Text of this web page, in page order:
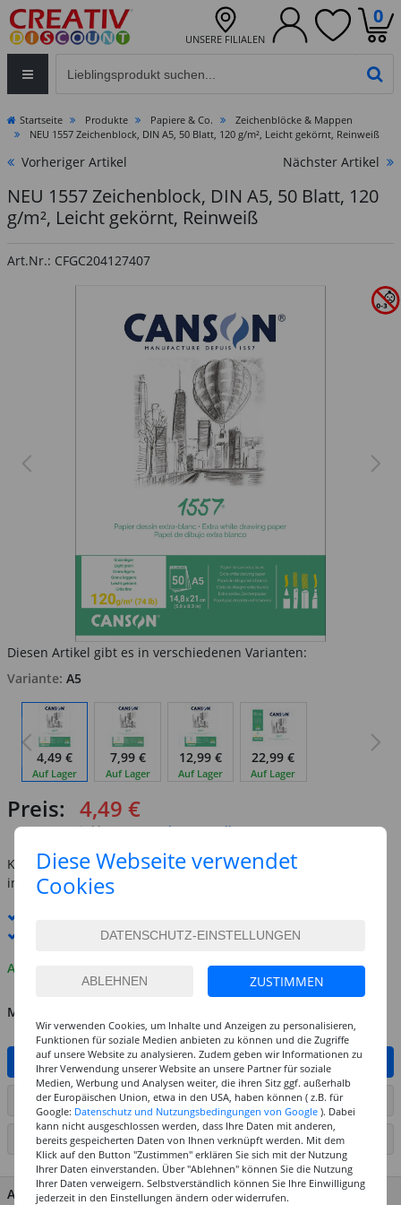
UNSERE FILIALEN
0
Startseite Produkte Papiere & Co.
Zeichenblöcke & Mappen
NEU 1557 Zeichenblock, DIN A5, 50 Blatt, 120 g/m², Leicht gekörnt, Reinweiß
Vorheriger Artikel Nächster Artikel
NEU 1557 Zeichenblock, DIN A5, 50 Blatt, 120
g/m², Leicht gekörnt, Reinweiß
Art.Nr.: CFGC204127407
Diesen Artikel gibt es in verschiedenen Varianten:
Variante: A5
4,49 €
Auf Lager
7,99 €
Auf Lager
12,99 €
Auf Lager
22,99 €
Auf Lager
Preis: 4,49 €
inkl. MwSt.zzgl. Versandkosten
Kostenlose Lieferung ab69,-€
innerhalb Deutschlands -
-Lieferung verfügbar
Auf Lager
MENGE
IN DEN WARENKORB
ARTIKEL AUF WUNSCHLISTE SETZEN
SEITE DRUCKEN
ARTIKEL MERKMALE & DETAILS
Diese Webseite verwendet
Cookies
ZUSTIMMEN
Wir verwenden Cookies, um Inhalte und Anzeigen zu personalisieren,
Funktionen für soziale Medien anbieten zu können und die Zugriffe
auf unsere Website zu analysieren. Zudem geben wir Informationen zu
Ihrer Verwendung unserer Website an unsere Partner für soziale
Medien, Werbung und Analysen weiter, die ihren Sitz ggf. außerhalb
der Europäischen Union, etwa in den USA, haben können ( z.B. für
Google: Datenschutz und Nutzungsbedingungen von Google ). Dabei
kann nicht ausgeschlossen werden, dass Ihre Daten mit anderen,
bereits gespeicherten Daten von Ihnen verknüpft werden. Mit dem
Klick auf den Button "Zustimmen" erklären Sie sich mit der Nutzung
Ihrer Daten einverstanden. Über "Ablehnen" können Sie die Nutzung
Ihrer Daten verweigern. Selbstverständlich können Sie Ihre Einwilligung
jederzeit in den Einstellungen ändern oder widerrufen.